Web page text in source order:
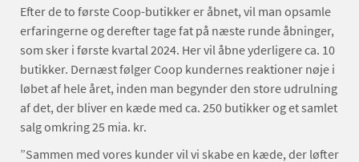
Efter de to første Coop-butikker er åbnet, vil man opsamle
erfaringerne og derefter tage fat på næste runde åbninger,
som sker i første kvartal 2024. Her vil åbne yderligere ca. 10
butikker. Dernæst følger Coop kundernes reaktioner nøje i
løbet af hele året, inden man begynder den store udrulning
af det, der bliver en kæde med ca. 250 butikker og et samlet
salg omkring 25 mia. kr.
”Sammen med vores kunder vil vi skabe en kæde, der løfter